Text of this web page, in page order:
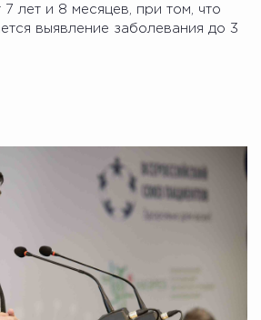
7 лет и 8 месяцев, при том, что
выявление заболевания до 3